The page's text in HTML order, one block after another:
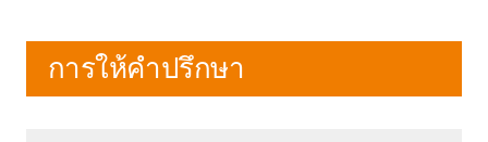
การให้คำปรึกษา